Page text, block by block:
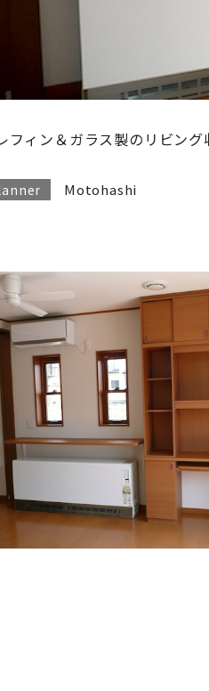
フィン＆ガラス製のリビング
Motohashi